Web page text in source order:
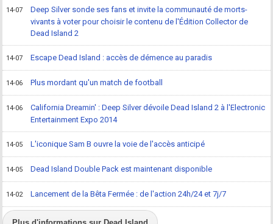
14-07
Deep Silver sonde ses fans et invite la communauté de morts-
vivants à voter pour choisir le contenu de l'Édition Collector de
Dead Island 2
14-07 Escape Dead Island : accès de démence au paradis
14-06 Plus mordant qu'un match de football
14-06
California Dreamin' : Deep Silver dévoile Dead Island 2 à l'Electronic
Entertainment Expo 2014
14-05 L'iconique Sam B ouvre la voie de l'accès anticipé
14-05 Dead Island Double Pack est maintenant disponible
14-02 Lancement de la Bêta Fermée : de l'action 24h/24 et 7j/7